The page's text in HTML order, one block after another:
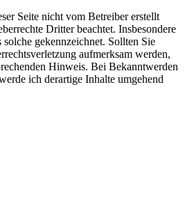
Seite nicht vom Betreiber erstellt
Dritter beachtet. Insbesondere
gekennzeichnet. Sollten Sie
aufmerksam werden,
Hinweis. Bei Bekanntwerden
ich derartige Inhalte umgehend